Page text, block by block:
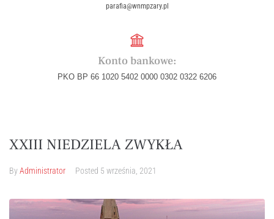
parafia@wnmpzary.pl
Konto bankowe:
PKO BP 66 1020 5402 0000 0302 0322 6206
XXIII NIEDZIELA ZWYKŁA
ByAdministrator Posted 5 września, 2021